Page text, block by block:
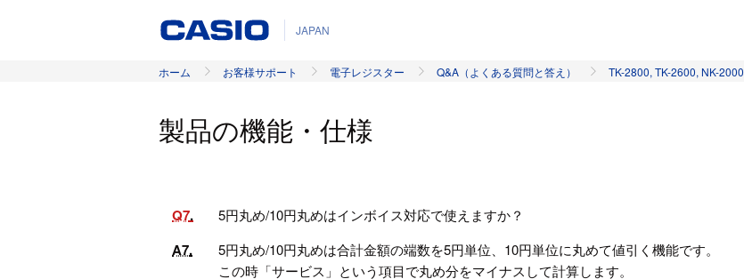
JAPAN
ホーム お客様サポート 電子レジスター Q&A（よくある質問と答え） TK-2800, TK-2600, NK-2000
製品の機能・仕様
Q7 5円丸め/10円丸めはインボイス対応で使えますか？
A7
5円丸め/10円丸めは合計金額の端数を5円単位、10円単位に丸めて値引く機能です。
この時「サービス」という項目で丸め分をマイナスして計算します。